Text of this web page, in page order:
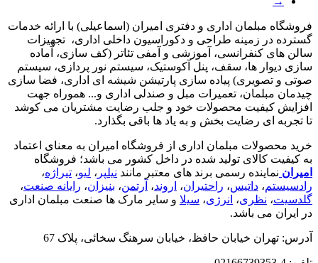
فروشگاه مبلمان اداری و دفتری امیران (اسماعیلی) با ارائه خدمات
گسترده در زمینه طراحی و دکوراسیون داخلی اداری‌، تجهیزات
سالن های کنفرانسی، آموزشی و آمفی تئاتر (کف سازی، آماده
سازی دیوار ها، سقف، پنل آکوستیک، سیستم نور پردازی، سیستم
صوتی و تصویری) پیاده سازی پارتیشن شیشه ای اداری، فضا سازی
چیدمان مبلمان، تعمیرات مبل و صندلی اداری و... هموراه جهت
افزایش کیفیت محصولات خود و جلب رضایت مشتریان می کوشد
تا تجربه ای رضایت بخش و به یاد ها باقی بگذارد.
خرید محصولات مبلمان اداری از فروشگاه امیران به معنای اعتماد
به کیفیت کالای تولید شده در داخل کشور می باشد؛ فروشگاه
امیران نماینده رسمی برند های معتبر مانند نیلپر ، لیو، تیراژه،
رادسیستم، داتیس، راحتیران، اروند، آرتمن، بنیزان، رایانه صنعت،
گلدسیت، نظری، انرژی، سیلا و سایر مارک ها صنعت مبلمان اداری
در ایران می باشد.
آدرس: تهران خیابان حافظ، خیابان سرهنگ سخائی، پلاک 67